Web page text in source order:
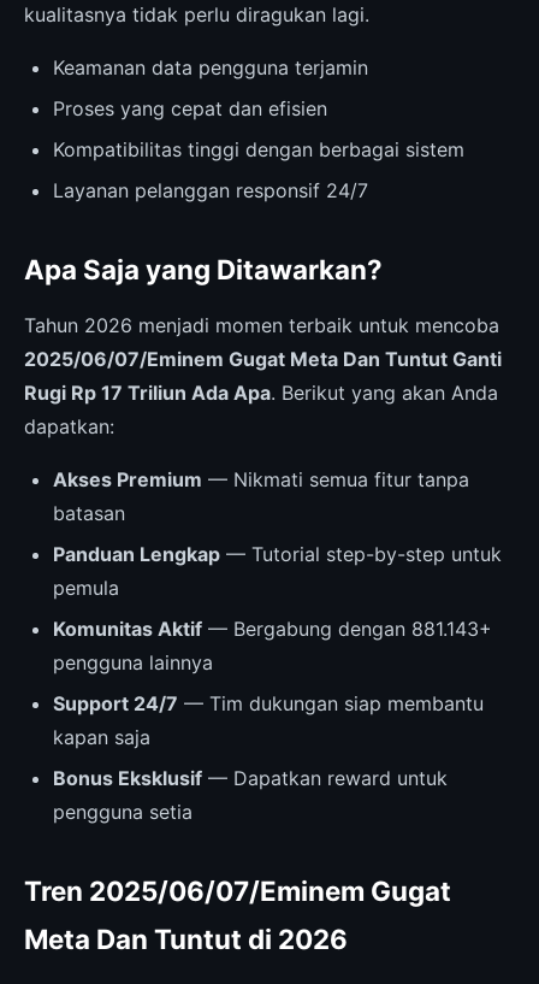
kualitasnya tidak perlu diragukan lagi.
Keamanan data pengguna terjamin
Proses yang cepat dan efisien
Kompatibilitas tinggi dengan berbagai sistem
Layanan pelanggan responsif 24/7
Apa Saja yang Ditawarkan?
Tahun 2026 menjadi momen terbaik untuk mencoba
2025/06/07/Eminem Gugat Meta Dan Tuntut Ganti
Rugi Rp 17 Triliun Ada Apa. Berikut yang akan Anda
dapatkan:
Akses Premium — Nikmati semua fitur tanpa
batasan
Panduan Lengkap — Tutorial step-by-step untuk
pemula
Komunitas Aktif — Bergabung dengan 881.143+
pengguna lainnya
Support 24/7 — Tim dukungan siap membantu
kapan saja
Bonus Eksklusif — Dapatkan reward untuk
pengguna setia
Tren 2025/06/07/Eminem Gugat
Meta Dan Tuntut di 2026